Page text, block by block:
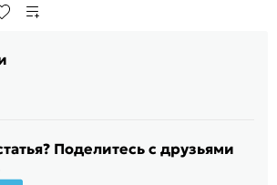
Поделитесь с друзьями